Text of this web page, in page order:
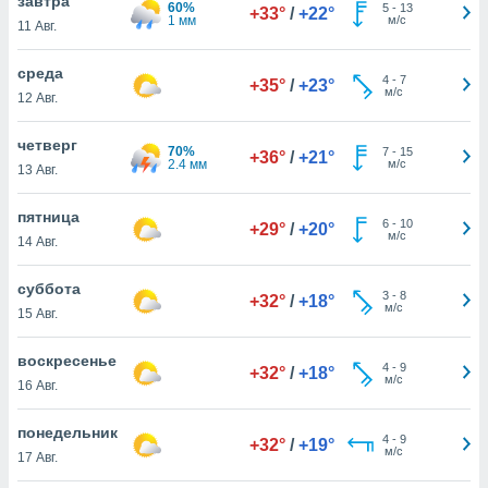
действия
на веб-
основе.
нашей
cookie
в
ВЫ
11 Авг.
60%
1 мм
+33° / +22° 5- 13
м/с
среда
12 Авг.
+35° / +23° 4- 7
м/с
четверг
13 Авг.
70%
2.4 мм
+36° / +21° 7- 15
м/с
пятница
14 Авг.
+29° / +20° 6- 10
м/с
суббота
15 Авг.
+32° / +18° 3- 8
м/с
воскресенье
16 Авг.
+32° / +18° 4- 9
м/с
понедельник
17 Авг.
+32° / +19° 4- 9
м/с